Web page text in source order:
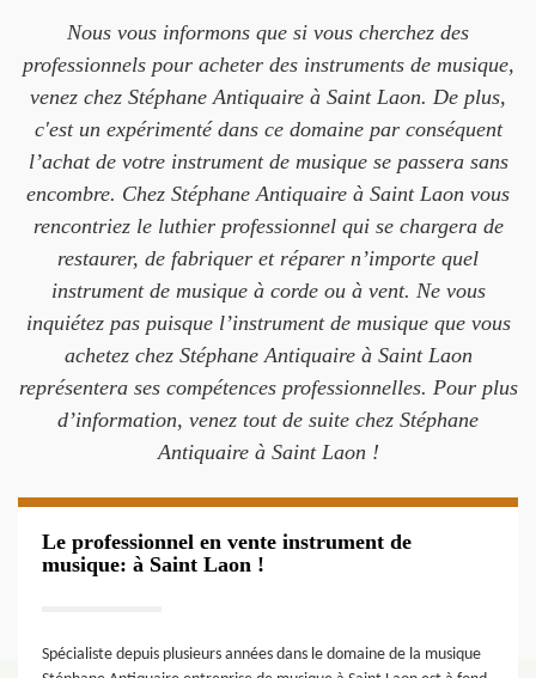
Nous vous informons que si vous cherchez des
professionnels pour acheter des instruments de musique,
venez chez Stéphane Antiquaire à Saint Laon. De plus,
c'est un expérimenté dans ce domaine par conséquent
l’achat de votre instrument de musique se passera sans
encombre. Chez Stéphane Antiquaire à Saint Laon vous
rencontriez le luthier professionnel qui se chargera de
restaurer, de fabriquer et réparer n’importe quel
instrument de musique à corde ou à vent. Ne vous
inquiétez pas puisque l’instrument de musique que vous
achetez chez Stéphane Antiquaire à Saint Laon
représentera ses compétences professionnelles. Pour plus
d’information, venez tout de suite chez Stéphane
Antiquaire à Saint Laon !
Le professionnel en vente instrument de
musique: à Saint Laon !
Spécialiste depuis plusieurs années dans le domaine de la musique